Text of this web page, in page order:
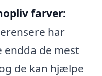
farver:
har
endda de mest
de kan hjælpe